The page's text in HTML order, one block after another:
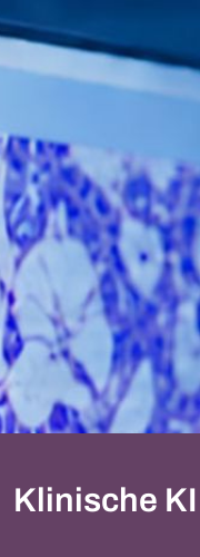
Klinische KI